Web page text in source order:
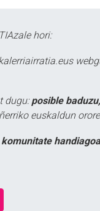
hori:
dugu: posible
euskaldun